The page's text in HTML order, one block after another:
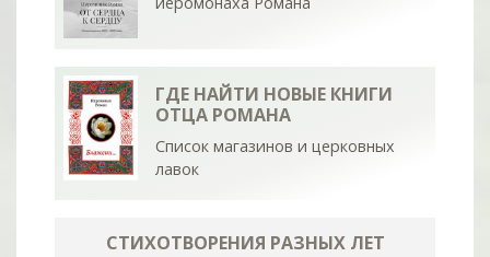
ГДЕ НАЙТИ НОВЫЕ КНИГИ
ОТЦА РОМАНА
Список магазинов и церковных
лавок
СТИХОТВОРЕНИЯ РАЗНЫХ ЛЕТ